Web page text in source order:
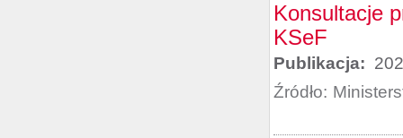
Konsultacje
KSeF
Publikacja:
Źródło: